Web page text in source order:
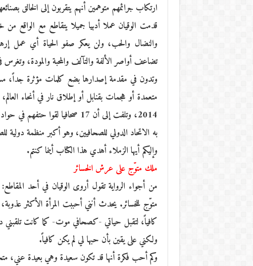
ارتكاب جرائمهم متوهمين أنهم يتقربون إلى الخالق
قدمت الوقيان عملا أدبيا جميلا يتقاطع مع الواقع
والنضال والحب، ولن يعكر صفو الحياة أي عمل
تضاعف أواصر الألفة والتآلف والمحبة والمودة،
وتدون في مقدمة إصدارها بضع كلمات مؤثرة جداً،
2014، وتلفت إلى أن 17 صحافيا
به الاتحاد الدولي للصحافيين، وهو أكبر منظمة دولية
وإليكم أيها الزملاء أهدي هذا الكتاب أينما كنتم.
ملك متوّج على عرش الخسائر
من أجواء الرواية تقول أروى الوقيان في أحد
متوّج للخسائر. يحدث أنني أحببت المرأة الأكثر
كافياً، لتقبل حياتي -كصحافي موت- كما كانت تلقبني
ولكني على يقين بأن حبها لي لم يكن كافياً.
وكم أحب فكرة أنها قد تكون سعيدة وهي بعيدة عني،